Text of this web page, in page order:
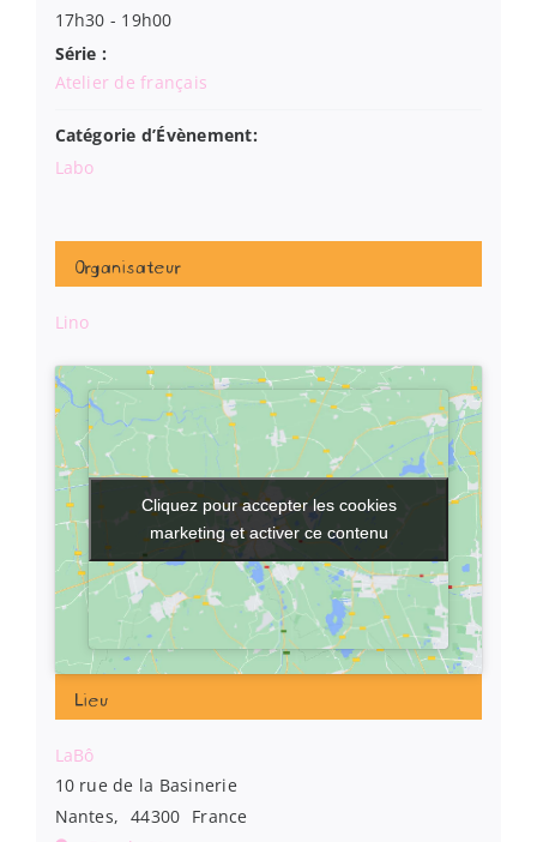
17h30 - 19h00
Série :
Atelier de français
Catégorie d’Évènement:
Labo
Organisateur
Lino
Lieu
LaBô
10 rue de la Basinerie
Nantes, 44300 France
Cliquez pour accepter les cookies
marketing et activer ce contenu
Cliquez pour accepter les cookies
marketing et activer ce contenu